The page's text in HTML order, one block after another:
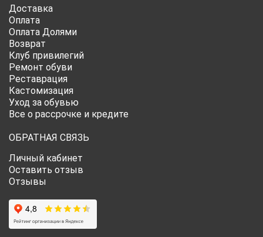
Доставка
Оплата
Оплата Долями
Возврат
Клуб привилегий
Ремонт обуви
Реставрация
Кастомизация
Уход за обувью
Все о рассрочке и кредите
ОБРАТНАЯ СВЯЗЬ
Личный кабинет
Оставить отзыв
Отзывы